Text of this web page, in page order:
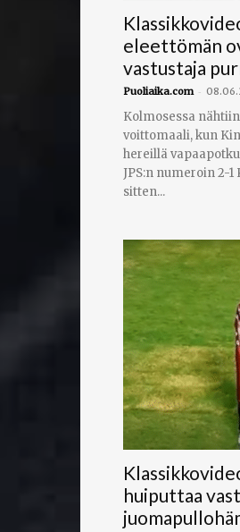
eleettömän
vastustaja
Puoliaika.com -
Kolmosessa
voittomaali, kun
hereillä
JPS:n numeroin 2-
sitten...
huiputtaa